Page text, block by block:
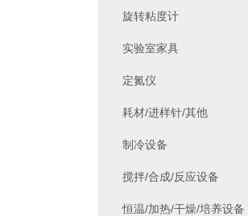
旋转粘度计
实验室家具
定氮仪
耗材/进样针/其他
制冷设备
搅拌/合成/反应设备
恒温/加热/干燥/培养设备